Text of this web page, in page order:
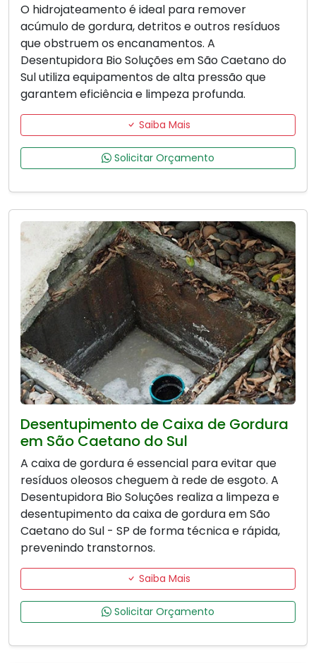
O hidrojateamento é ideal para remover
acúmulo de gordura, detritos e outros resíduos
que obstruem os encanamentos. A
Desentupidora Bio Soluções em São Caetano do
Sul utiliza equipamentos de alta pressão que
garantem eficiência e limpeza profunda.
Saiba Mais
Solicitar Orçamento
Desentupimento de Caixa de Gordura
em São Caetano do Sul
A caixa de gordura é essencial para evitar que
resíduos oleosos cheguem à rede de esgoto. A
Desentupidora Bio Soluções realiza a limpeza e
desentupimento da caixa de gordura em São
Caetano do Sul - SP de forma técnica e rápida,
prevenindo transtornos.
Saiba Mais
Solicitar Orçamento